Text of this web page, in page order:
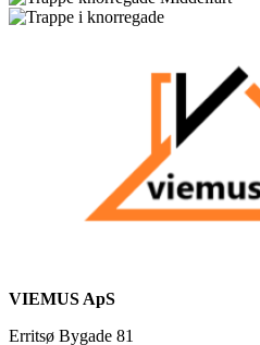
VIEMUS ApS
Erritsø Bygade 81